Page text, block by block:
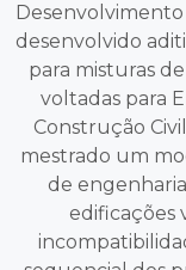
desenvolvido
para misturas
voltadas para
Construção
mestrado um
de
edificações